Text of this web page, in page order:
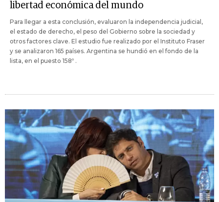
libertad económica del mundo
Para llegar a esta conclusión, evaluaron la independencia judicial,
el estado de derecho, el peso del Gobierno sobre la sociedad y
otros factores clave. El estudio fue realizado por el Instituto Fraser
y se analizaron 165 países. Argentina se hundió en el fondo de la
lista, en el puesto 158º .